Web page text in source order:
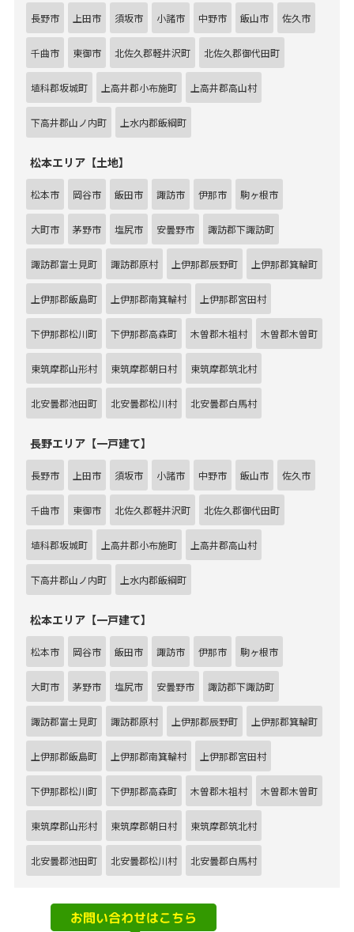
長野市 上田市 須坂市 小諸市 中野市 飯山市 佐久市
千曲市 東御市 北佐久郡軽井沢町 北佐久郡御代田町
埴科郡坂城町 上高井郡小布施町 上高井郡高山村
下高井郡山ノ内町 上水内郡飯綱町
松本エリア【土地】
松本市 岡谷市 飯田市 諏訪市 伊那市 駒ヶ根市
大町市 茅野市 塩尻市 安曇野市 諏訪郡下諏訪町
諏訪郡富士見町 諏訪郡原村 上伊那郡辰野町 上伊那郡箕輪町
上伊那郡飯島町 上伊那郡南箕輪村 上伊那郡宮田村
下伊那郡松川町 下伊那郡高森町 木曽郡木祖村 木曽郡木曽町
東筑摩郡山形村 東筑摩郡朝日村 東筑摩郡筑北村
北安曇郡池田町 北安曇郡松川村 北安曇郡白馬村
長野エリア【一戸建て】
長野市 上田市 須坂市 小諸市 中野市 飯山市 佐久市
千曲市 東御市 北佐久郡軽井沢町 北佐久郡御代田町
埴科郡坂城町 上高井郡小布施町 上高井郡高山村
下高井郡山ノ内町 上水内郡飯綱町
松本エリア【一戸建て】
松本市 岡谷市 飯田市 諏訪市 伊那市 駒ヶ根市
大町市 茅野市 塩尻市 安曇野市 諏訪郡下諏訪町
諏訪郡富士見町 諏訪郡原村 上伊那郡辰野町 上伊那郡箕輪町
上伊那郡飯島町 上伊那郡南箕輪村 上伊那郡宮田村
下伊那郡松川町 下伊那郡高森町 木曽郡木祖村 木曽郡木曽町
東筑摩郡山形村 東筑摩郡朝日村 東筑摩郡筑北村
北安曇郡池田町 北安曇郡松川村 北安曇郡白馬村